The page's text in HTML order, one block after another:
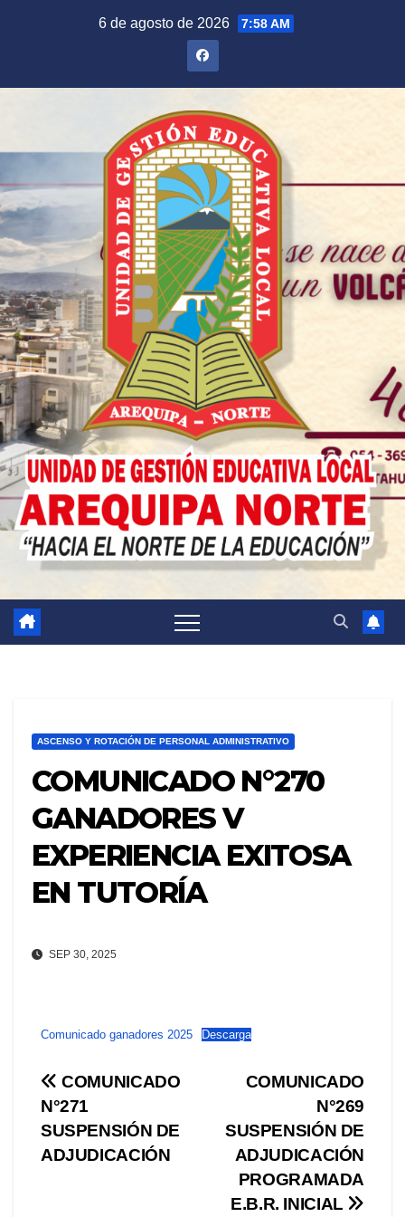
6 de agosto de 2026 7:58 AM
ASCENSO Y ROTACIÓN DE PERSONAL ADMINISTRATIVO
COMUNICADO N°270
GANADORES V
EXPERIENCIA EXITOSA
EN TUTORÍA
SEP 30, 2025
Comunicado ganadores 2025 Descarga
Navegación
de
entradas
COMUNICADO
N°269
SUSPENSIÓN DE
ADJUDICACIÓN
PROGRAMADA
E.B.R. INICIAL
COMUNICADO
N°271
SUSPENSIÓN DE
ADJUDICACIÓN